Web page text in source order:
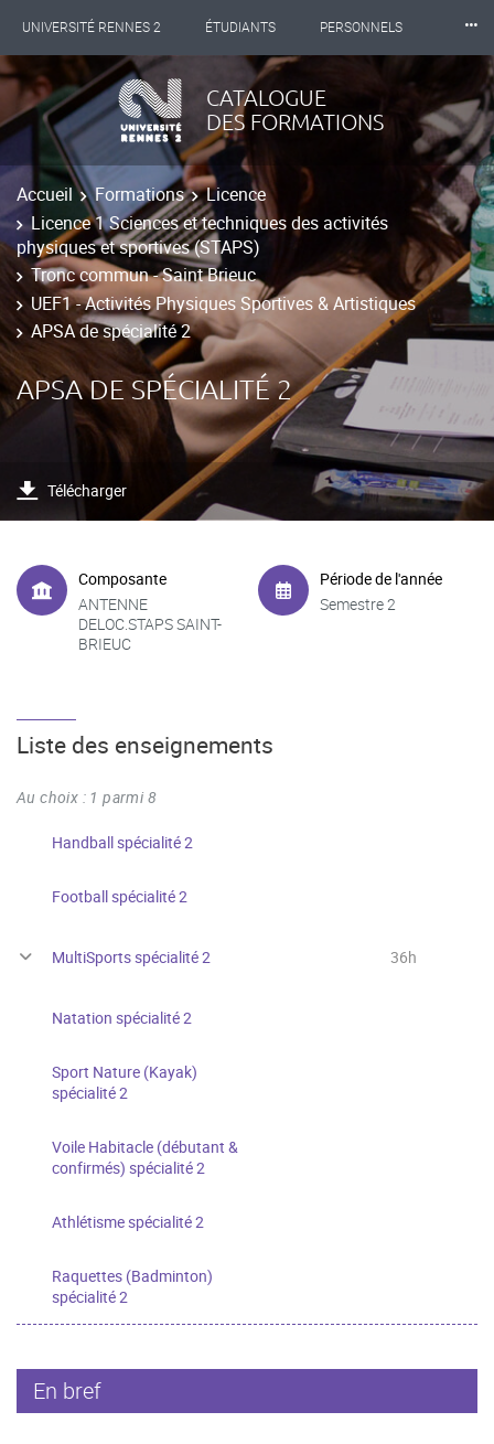
UNIVERSITÉ RENNES 2 ÉTUDIANTS PERSONNELS
INTERNATIONAL PROFESSIONNELS BIBLIOTHÈQUES
LES NOUVELLES DE RENNES 2
⸱⸱⸱
CATALOGUE
DES FORMATIONS
Accueil Formations
Licence
Licence 1 Sciences et techniques des activités
physiques et sportives (STAPS)
Tronc commun - Saint Brieuc
UEF1 - Activités Physiques Sportives & Artistiques
APSA de spécialité 2
APSA DE SPÉCIALITÉ 2
Télécharger
Composante
ANTENNE
DELOC.STAPS SAINT-
BRIEUC
Période de l'année
Semestre 2
Liste des enseignements
Au choix : 1 parmi 8
Handball spécialité 2
Football spécialité 2
MultiSports spécialité 2 36h
Natation spécialité 2
Sport Nature (Kayak)
spécialité 2
Voile Habitacle (débutant &
confirmés) spécialité 2
Athlétisme spécialité 2
Raquettes (Badminton)
spécialité 2
En bref